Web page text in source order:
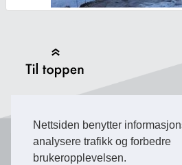
Nettsiden benytter
analysere trafikk og forbedre
brukeropplevelsen.
Personvern og
informasjonskapsler
© Copyright